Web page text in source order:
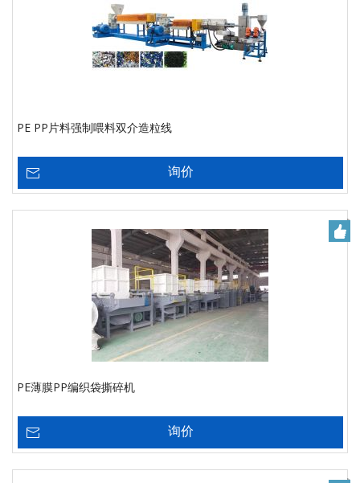
PE PP片料强制喂料双介造粒线
询价
PE薄膜PP编织袋撕碎机
询价